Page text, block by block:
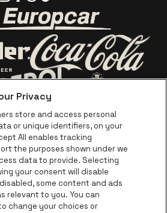
le site de Lotto
Visitez le site de
le site de Jupiler Visitez le site de
de Red Bull
Visitez le site de Le logo de
le site de Le logo Jameson en
le site de CrokyVisitez le site de Bruzz
Visitez le site de Le SoirVisitez le site de
Privacy
store and access personal
or unique identifiers, on your
All enables tracking
the purposes shown under we
data to provide. Selecting
your consent will disable
some content and ads
relevant to you. You can
change your choices or